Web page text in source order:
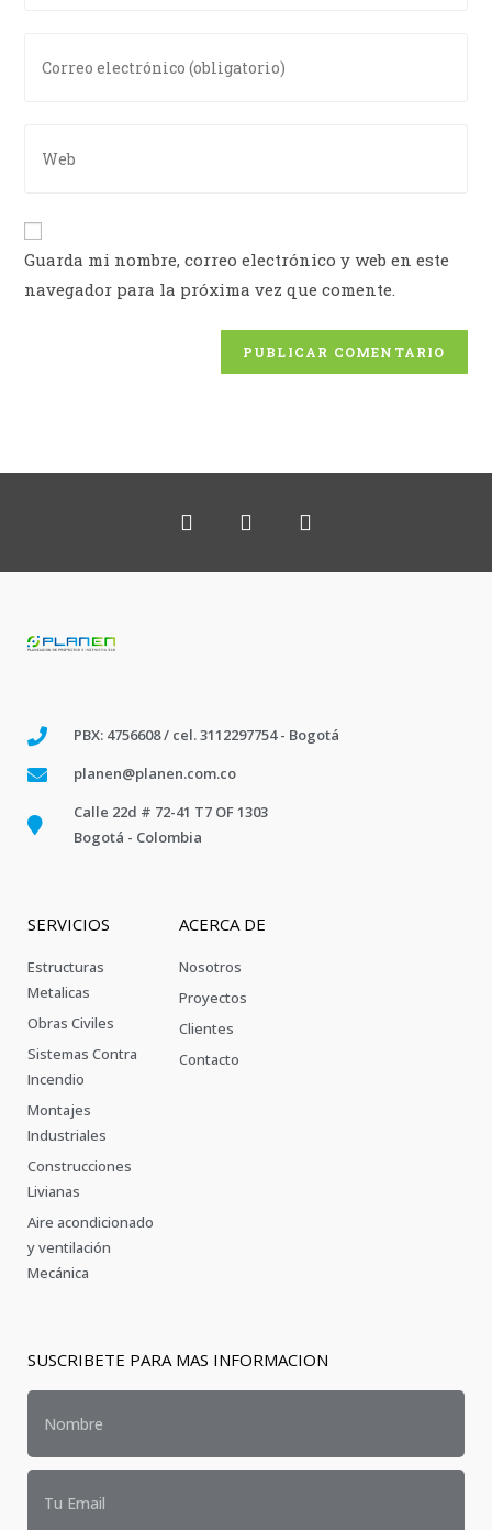
Guarda mi nombre, correo electrónico y web en este
navegador para la próxima vez que comente.
PBX: 4756608 / cel. 3112297754 - Bogotá
planen@planen.com.co
Calle 22d # 72-41 T7 OF 1303
Bogotá - Colombia
SERVICIOS
Estructuras
Metalicas
Obras Civiles
Sistemas Contra
Incendio
Montajes
Industriales
Construcciones
Livianas
Aire acondicionado
y ventilación
Mecánica
ACERCA DE
Nosotros
Proyectos
Clientes
Contacto
SUSCRIBETE PARA MAS INFORMACION